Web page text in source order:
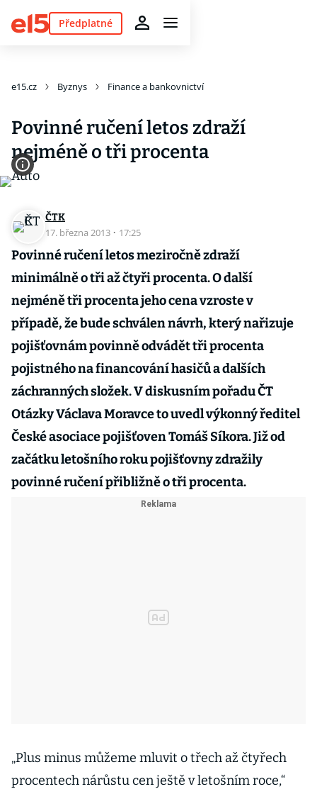
Předplatné
e15.cz Byznys Finance a bankovnictví
Povinné ručení letos zdraží
nejméně o tři procenta
ČTK
17. března 2013 · 17:25
Povinné ručení letos meziročně zdraží
minimálně o tři až čtyři procenta. O další
nejméně tři procenta jeho cena vzroste v
případě, že bude schválen návrh, který nařizuje
pojišťovnám povinně odvádět tři procenta
pojistného na financování hasičů a dalších
záchranných složek. V diskusním pořadu ČT
Otázky Václava Moravce to uvedl výkonný ředitel
České asociace pojišťoven Tomáš Síkora. Již od
začátku letošního roku pojišťovny zdražily
povinné ručení přibližně o tři procenta.
„Plus minus můžeme mluvit o třech až čtyřech
procentech nárůstu cen ještě v letošním roce,“